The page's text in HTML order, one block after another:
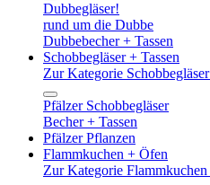
Dubbegläser!
rund um die Dubbe
Dubbebecher + Tassen
Schobbegläser + Tassen
Zur Kategorie
Pfälzer Schobbegläser
Becher + Tassen
Pfälzer Pflanzen
Flammkuchen + Öfen
Zur Kategorie